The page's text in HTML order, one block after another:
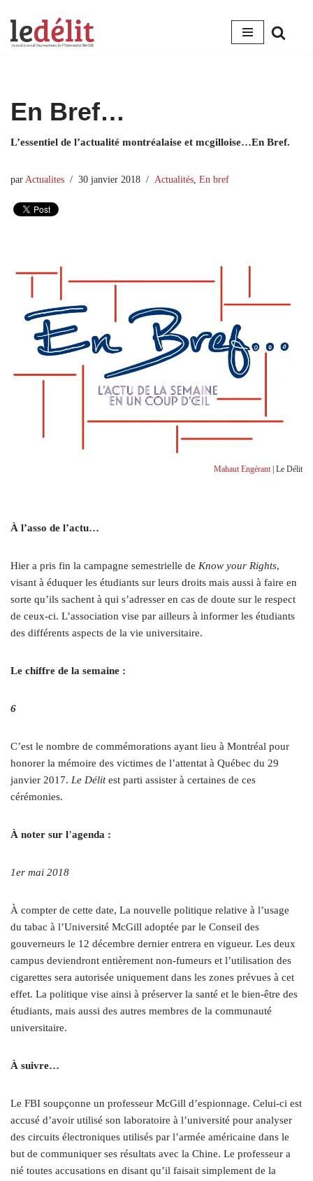
Aller
En Bref…
L’essentiel de l’actualité montréalaise et mcgilloise…En Bref.
par Actualites 30 janvier 2018 Actualités En bref
Mahaut Engérant| Le Délit
À l’asso de l’actu…
Hier a pris fin la campagne semestrielle de Know your Rights,
visant à éduquer les étudiants sur leurs droits mais aussi à faire en
sorte qu’ils sachent à qui s’adresser en cas de doute sur le respect
de ceux-ci. L’association vise par ailleurs à informer les étudiants
des différents aspects de la vie universitaire.
Le chiffre de la semaine :
6
C’est le nombre de commémorations ayant lieu à Montréal pour
honorer la mémoire des victimes de l’attentat à Québec du 29
janvier 2017. Le Délitest parti assister à certaines de ces
cérémonies.
À noter sur l’agenda :
1er mai 2018
À compter de cette date, La nouvelle politique relative à l’usage
du tabac à l’Université McGill adoptée par le Conseil des
gouverneurs le 12 décembre dernier entrera en vigueur. Les deux
campus deviendront entièrement non-fumeurs et l’utilisation des
cigarettes sera autorisée uniquement dans les zones prévues à cet
effet. La politique vise ainsi à préserver la santé et le bien-être des
étudiants, mais aussi des autres membres de la communauté
universitaire.
À suivre…
Le FBI soupçonne un professeur McGill d’espionnage. Celui-ci est
accusé d’avoir utilisé son laboratoire à l’université pour analyser
des circuits électroniques utilisés par l’armée américaine dans le
but de communiquer ses résultats avec la Chine. Le professeur a
nié toutes accusations en disant qu’il faisait simplement de la